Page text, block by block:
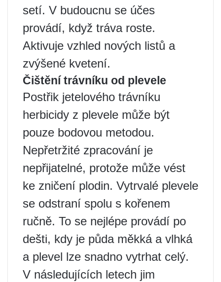
setí. V budoucnu se účes
provádí, když tráva roste.
Aktivuje vzhled nových listů a
zvýšené kvetení.
Čištění trávníku od plevele
Postřik jetelového trávníku
herbicidy z plevele může být
pouze bodovou metodou.
Nepřetržité zpracování je
nepřijatelné, protože může vést
ke zničení plodin. Vytrvalé plevele
se odstraní spolu s kořenem
ručně. To se nejlépe provádí po
dešti, kdy je půda měkká a vlhká
a plevel lze snadno vytrhat celý.
V následujících letech jim